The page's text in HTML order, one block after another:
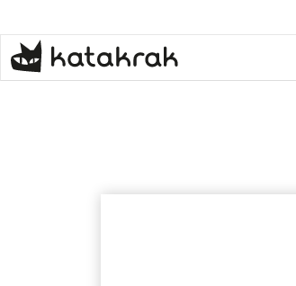
contenido
principal